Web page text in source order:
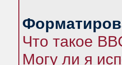
Что такое
Могу ли я